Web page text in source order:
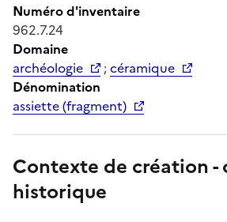
Numéro d'inventaire
962.7.24
Domaine
archéologie
;céramique
Dénomination
assiette (fragment)
Contexte de création -
historique